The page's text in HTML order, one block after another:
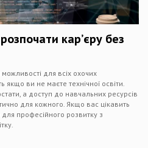
кар’єру без
для всіх охочих
якщо ви не маєте технічної освіти.
а доступ до навчальних ресурсів
для кожного. Якщо вас цікавить
професійного розвитку з